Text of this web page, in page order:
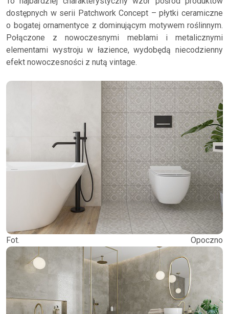
dostępnych w serii Patchwork Concept – płytki ceramiczne
o bogatej ornamentyce z dominującym motywem roślinnym.
Połączone z nowoczesnymi meblami i metalicznymi
elementami wystroju w łazience, wydobędą niecodzienny
efekt nowoczesności z nutą vintage.
Fot. Opoczno